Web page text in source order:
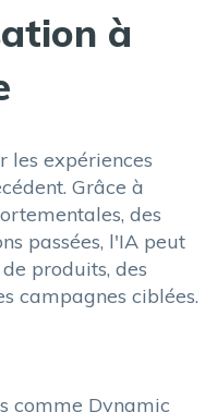
à
les expériences
Grâce à
des
passées, l'IA peut
produits, des
campagnes ciblées.
comme Dynamic